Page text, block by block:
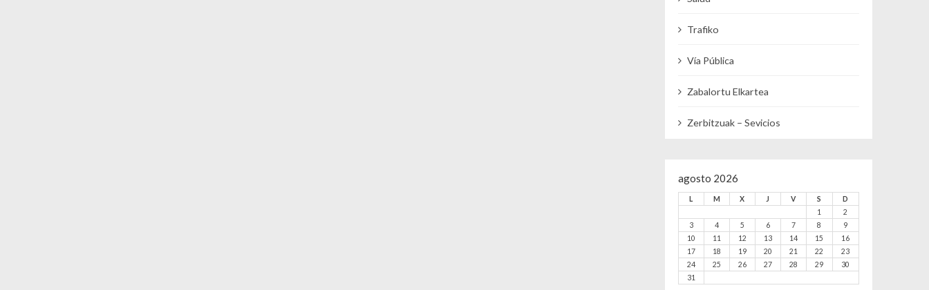
Trafiko
Vía Pública
Zabalortu Elkartea
Zerbitzuak – Sevicios
agosto 2026
L M X J V S
D
1
2
3
4 5 6 7 8
9
10
11 12 13 14 15
16
17
18 19 20 21 22
23
24
25 26 27 28 29
30
31